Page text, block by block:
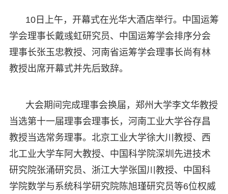
10日上午，开幕式在光华大酒店举行。中国运筹
学会理事长戴彧虹研究员、中国运筹学会排序分会
理事长张玉忠教授、河南省运筹学会理事长尚有林
教授出席开幕式并先后致辞。
大会期间完成理事会换届，郑州大学李文华教授
当选第十一届理事会理事长，河南工业大学谷存昌
教授当选常务理事。北京工业大学徐大川教授、西
北工业大学车阿大教授、中国科学院深圳先进技术
研究院张涌研究员、浙江大学张国川教授、中国科
学院数学与系统科学研究院陈旭瑾研究员等6位权威